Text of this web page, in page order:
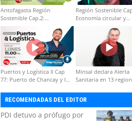
Antofagasta Región
Sostenible Cap.2:
Educación ambiental y
formación de capacidades
técnicas
Región Sostenible
Economía circular y
Puertos y Logística II Cap
77: Puerto de Chancay y la
Minsal declara Alerta
Sanitaria en 13
RECOMENDADAS DEL EDITOR
PDI detuvo a prófugo por